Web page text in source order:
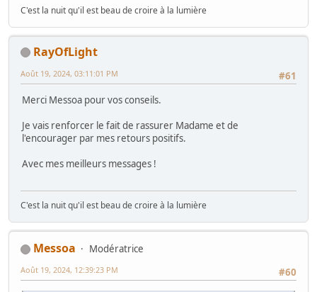
C'est la nuit qu'il est beau de croire à la lumière
RayOfLight
#61
Août 19, 2024, 03:11:01 PM
Merci Messoa pour vos conseils.
Je vais renforcer le fait de rassurer Madame et de
l'encourager par mes retours positifs.
Avec mes meilleurs messages !
C'est la nuit qu'il est beau de croire à la lumière
Messoa
Modératrice
#60
Août 19, 2024, 12:39:23 PM